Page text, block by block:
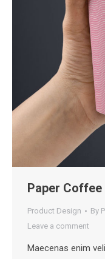
Paper Coffee
Product Design By
Leave a comment
Maecenas enim